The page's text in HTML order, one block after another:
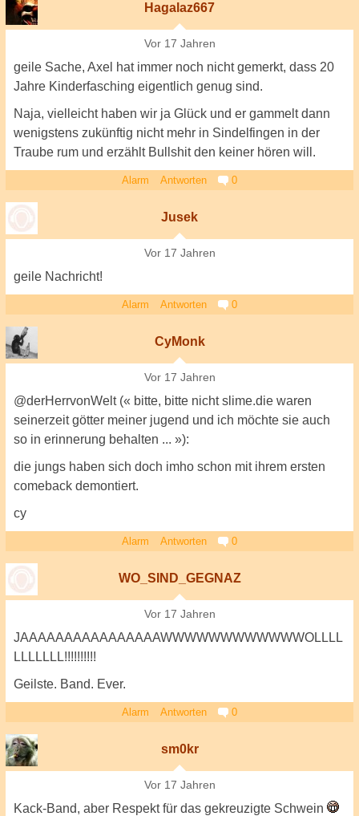
Hagalaz667
Vor 17 Jahren
geile Sache, Axel hat immer noch nicht gemerkt, dass 20
Jahre Kinderfasching eigentlich genug sind.
Naja, vielleicht haben wir ja Glück und er gammelt dann
wenigstens zukünftig nicht mehr in Sindelfingen in der
Traube rum und erzählt Bullshit den keiner hören will.
Alarm Antworten 0
Jusek
Vor 17 Jahren
geile Nachricht!
Alarm Antworten 0
CyMonk
Vor 17 Jahren
@derHerrvonWelt (« bitte, bitte nicht slime.die waren
seinerzeit götter meiner jugend und ich möchte sie auch
so in erinnerung behalten ... »):
die jungs haben sich doch imho schon mit ihrem ersten
comeback demontiert.
cy
Alarm Antworten 0
WO_SIND_GEGNAZ
Vor 17 Jahren
JAAAAAAAAAAAAAAAAWWWWWWWWWWWWOLLLL
LLLLLLL!!!!!!!!!!
Geilste. Band. Ever.
Alarm Antworten 0
sm0kr
Vor 17 Jahren
Kack-Band, aber Respekt für das gekreuzigte Schwein